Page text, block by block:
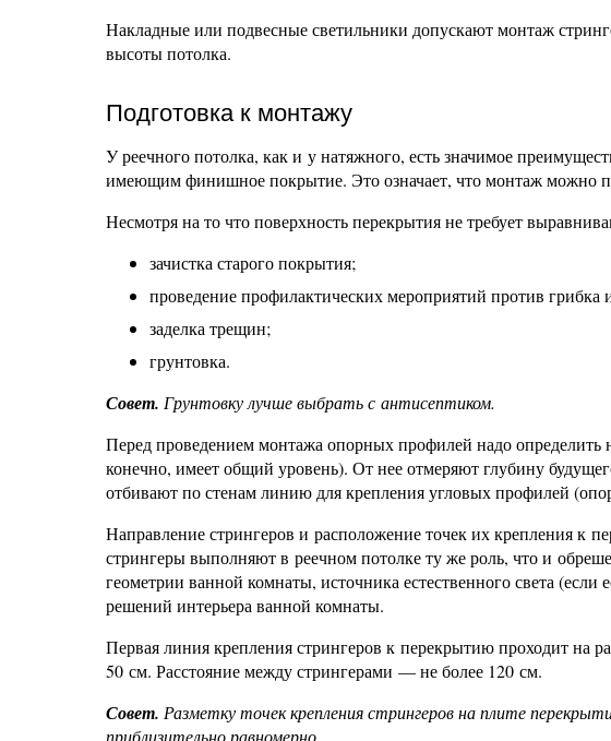
Накладные или подвесные светильники допускают монтаж
высоты потолка.
Подготовка к монтажу
У реечного потолка, как и у натяжного, есть значимое
имеющим финишное покрытие. Это означает, что монтаж можно
Несмотря на то что поверхность перекрытия не требует
зачистка старого покрытия;
проведение профилактических мероприятий против грибка
заделка трещин;
грунтовка.
Совет. Грунтовку лучше выбрать с антисептиком.
Перед проведением монтажа опорных профилей надо
конечно, имеет общий уровень). От нее отмеряют глубину
отбивают по стенам линию для крепления угловых профилей
Направление стрингеров и расположение точек их крепления к
стрингеры выполняют в реечном потолке ту же роль, что и
геометрии ванной комнаты, источника естественного света
решений интерьера ванной комнаты.
Первая линия крепления стрингеров к перекрытию проходит на
50 см. Расстояние между стрингерами — не более 120 см.
Совет. Разметку точек крепления стрингеров на плите
приблизительно равномерно.